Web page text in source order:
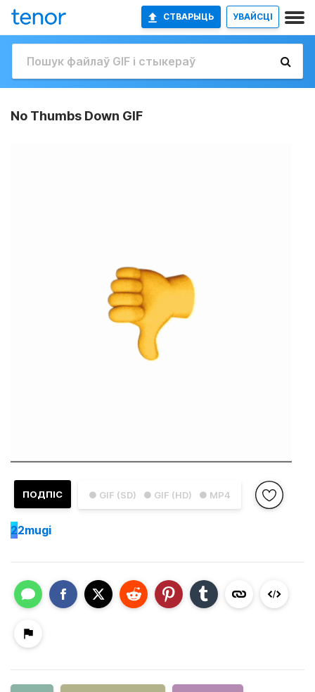
СТВАРЫЦЬ УВАЙСЦІ
No Thumbs Down GIF
● GIF (SD) ● GIF (HD) ● MP4
ПОДПІС
22mugi